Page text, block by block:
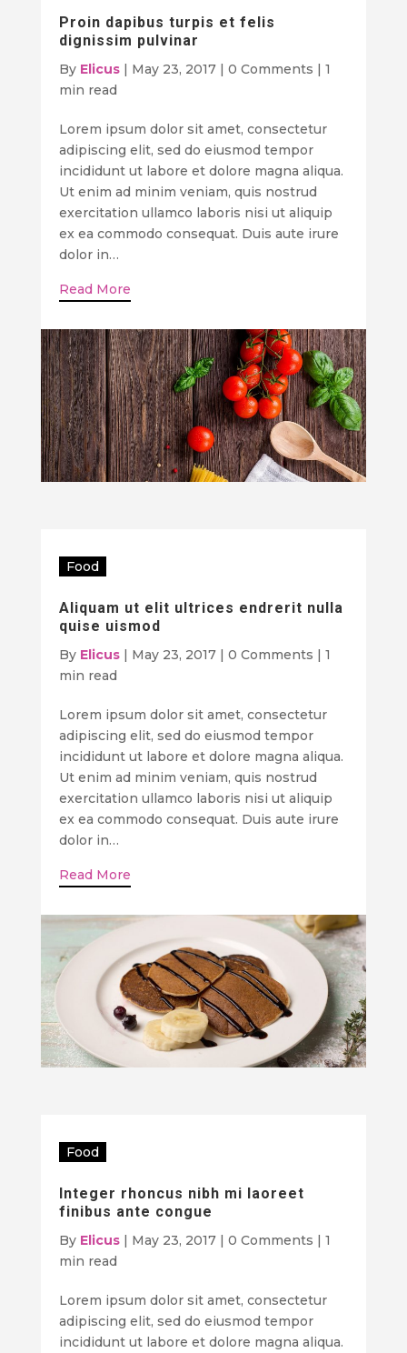
Proin dapibus turpis et felis
dignissim pulvinar
By Elicus| May 23, 2017| 0 Comments | 1
min read
Lorem ipsum dolor sit amet, consectetur
adipiscing elit, sed do eiusmod tempor
incididunt ut labore et dolore magna aliqua.
Ut enim ad minim veniam, quis nostrud
exercitation ullamco laboris nisi ut aliquip
ex ea commodo consequat. Duis aute irure
dolor in…
Read More
Food
Aliquam ut elit ultrices endrerit nulla
quise uismod
By Elicus| May 23, 2017| 0 Comments | 1
min read
Lorem ipsum dolor sit amet, consectetur
adipiscing elit, sed do eiusmod tempor
incididunt ut labore et dolore magna aliqua.
Ut enim ad minim veniam, quis nostrud
exercitation ullamco laboris nisi ut aliquip
ex ea commodo consequat. Duis aute irure
dolor in…
Read More
Food
Integer rhoncus nibh mi laoreet
finibus ante congue
By Elicus| May 23, 2017| 0 Comments | 1
min read
Lorem ipsum dolor sit amet, consectetur
adipiscing elit, sed do eiusmod tempor
incididunt ut labore et dolore magna aliqua.